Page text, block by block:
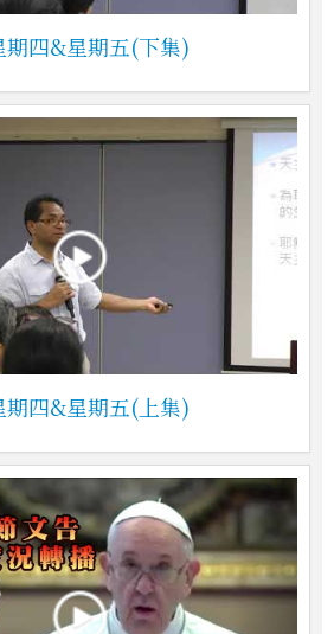
四&星期五(下集)
四&星期五(上集)